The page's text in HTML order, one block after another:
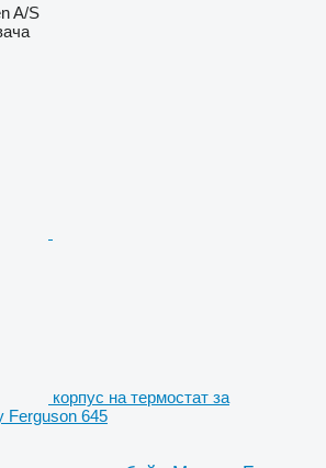
A/S
корпус на термостат за
Ferguson 645